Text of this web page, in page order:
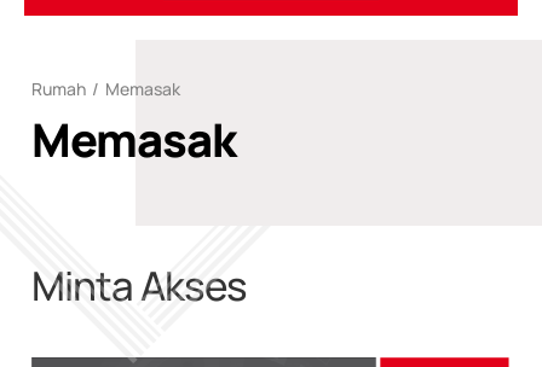
Rumah / Memasak
Memasak
Minta Akses